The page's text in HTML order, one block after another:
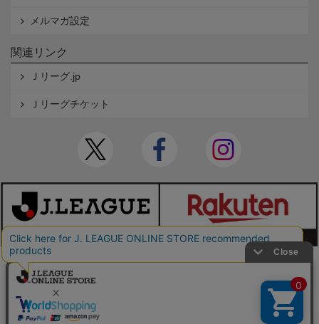
メルマガ設定
関連リンク
Ｊリーグ.jp
Ｊリーグチケット
本サイトで使用している文章・画像等の無断での複製・転載を禁止します。
© JAPAN PROFESSIONAL FOOTBALL LEAGUE Rakuten Group, Inc. ALL RIGHTS RE